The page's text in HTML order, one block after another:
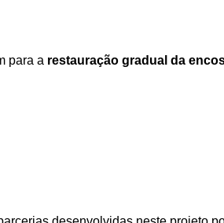
para a restauração gradual da